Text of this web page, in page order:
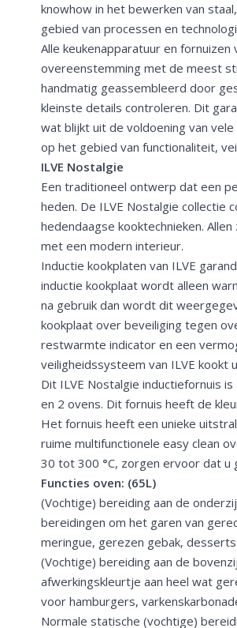
knowhow in het bewerken van
gebied van processen en
Alle keukenapparatuur en
overeenstemming met de meest
handmatig geassembleerd door
kleinste details controleren. Dit
wat blijkt uit de voldoening van
op het gebied van functionaliteit,
ILVE Nostalgie
Een traditioneel ontwerp dat een
heden. De ILVE Nostalgie
hedendaagse kooktechnieken.
met een modern interieur.
Inductie kookplaten van ILVE
inductie kookplaat wordt alleen
na gebruik dan wordt dit
kookplaat over beveiliging tegen
restwarmte indicator en een
veiligheidssysteem van ILVE kookt
Dit ILVE Nostalgie inductiefornuis
en 2 ovens. Dit fornuis heeft de
Het fornuis heeft een unieke
ruime multifunctionele easy clean
30 tot 300 °C, zorgen ervoor dat u
Functies oven: (65L)
(Vochtige) bereiding aan de
bereidingen om het garen van
meringue, gerezen gebak,
(Vochtige) bereiding aan de
afwerkingskleurtje aan heel wat
voor hamburgers,
Normale statische (vochtige)